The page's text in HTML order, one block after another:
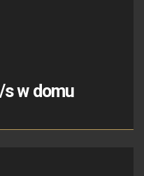
w domu